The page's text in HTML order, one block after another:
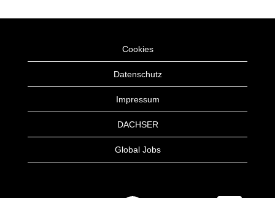
Cookies
Datenschutz
Impressum
DACHSER
Global Jobs